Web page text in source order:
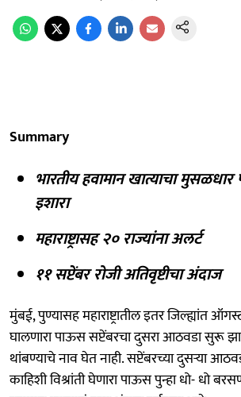
Summary
भारतीय हवामान खात्याचा मुसळधार
इशारा
महाराष्ट्रासह २० राज्यांना अलर्ट
११ सप्टेंबर रोजी अतिवृष्टीचा अंदाज
मुंबई, पुण्यासह महाराष्ट्रातील इतर जिल्ह्यांत
घालणारा पाऊस सप्टेंबरचा दुसरा आठवडा सुरू
थांबण्याचे नाव घेत नाही. सप्टेंबरच्या दुसऱ्या
काहिशी विश्रांती घेणारा पाऊस पुन्हा धो- धो